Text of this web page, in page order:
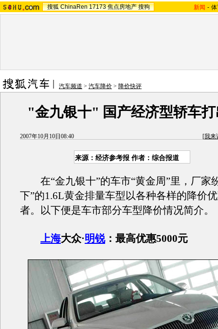
搜狐 ChinaRen 17173 焦点房地产 搜狗 新闻 -
汽车频道 > 汽车降价 > 降价快评
"金九银十" 国产经济型轿车
2007年10月10日08:40 [我来
来源：经济参考报 作者：综合报道
在“金九银十”的车市“黄金周”里，厂家
下”的1.6L黄金排量车型以各种各样的降价
者。以下便是车市部分车型降价情况简介。
上海大众·明锐：最高优惠5000元